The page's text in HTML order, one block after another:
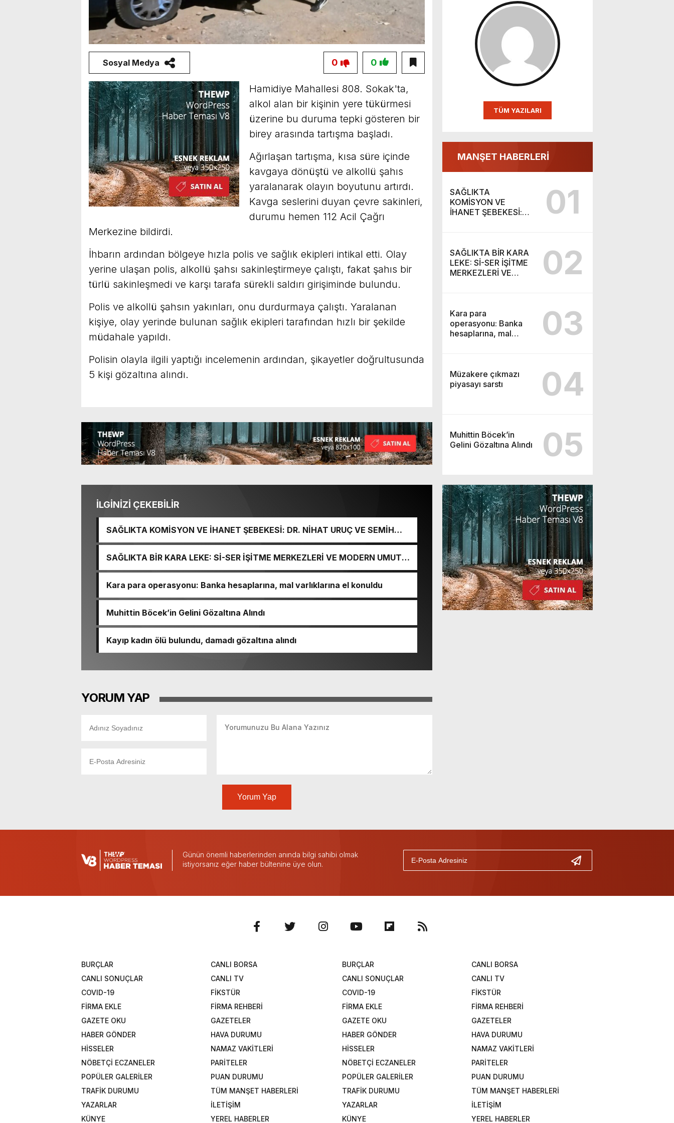
TÜM YAZILARI
MANŞET HABERLERİ
SAĞLIKTA
KOMİSYON VE
İHANET ŞEBEKESİ:
VURGUNU!
01
SAĞLIKTA BİR KARA
LEKE: Sİ-SER İŞİTME
MERKEZLERİ VE
02
Kara para
operasyonu: Banka
hesaplarına, mal
03
Müzakere çıkmazı
piyasayı sarstı
04
Muhittin Böcek’in
Gelini Gözaltına Alındı
05
Sosyal Medya 0
0
Hamidiye Mahallesi 808. Sokak'ta,
alkol alan bir kişinin yere tükürmesi
üzerine bu duruma tepki gösteren bir
birey arasında tartışma başladı.
Ağırlaşan tartışma, kısa süre içinde
kavgaya dönüştü ve alkollü şahıs
yaralanarak olayın boyutunu artırdı.
Kavga seslerini duyan çevre sakinleri,
durumu hemen 112 Acil Çağrı
Merkezine bildirdi.
İhbarın ardından bölgeye hızla polis ve sağlık ekipleri intikal etti. Olay
yerine ulaşan polis, alkollü şahsı sakinleştirmeye çalıştı, fakat şahıs bir
türlü sakinleşmedi ve karşı tarafa sürekli saldırı girişiminde bulundu.
Polis ve alkollü şahsın yakınları, onu durdurmaya çalıştı. Yaralanan
kişiye, olay yerinde bulunan sağlık ekipleri tarafından hızlı bir şekilde
müdahale yapıldı.
Polisin olayla ilgili yaptığı incelemenin ardından, şikayetler doğrultusunda
5 kişi gözaltına alındı.
İLGİNİZİ ÇEKEBİLİR
SAĞLIKTA KOMİSYON VE İHANET ŞEBEKESİ: DR. NİHAT URUÇ VE SEMİH
İŞİTME MERKEZİ’NİN SGK VURGUNU!
SAĞLIKTA BİR KARA LEKE: Sİ-SER İŞİTME MERKEZLERİ VE MODERN UMUT
TACİRLİĞİ
Kara para operasyonu: Banka hesaplarına, mal varlıklarına el konuldu
Muhittin Böcek’in Gelini Gözaltına Alındı
Kayıp kadın ölü bulundu, damadı gözaltına alındı
YORUM YAP
Yorum Yap
Günün önemli haberlerinden anında bilgi sahibi olmak
istiyorsanız eğer haber bültenine üye olun.
BURÇLAR
CANLI BORSA
CANLI SONUÇLAR
CANLI TV
COVID-19
FİKSTÜR
FİRMA EKLE
FİRMA REHBERİ
GAZETE OKU
GAZETELER
HABER GÖNDER
HAVA DURUMU
HİSSELER
NAMAZ VAKİTLERİ
NÖBETÇİ ECZANELER
PARİTELER
POPÜLER GALERİLER
PUAN DURUMU
TRAFİK DURUMU
TÜM MANŞET HABERLERİ
YAZARLAR
İLETİŞİM
KÜNYE
YEREL HABERLER
BURÇLAR
CANLI BORSA
CANLI SONUÇLAR
CANLI TV
COVID-19
FİKSTÜR
FİRMA EKLE
FİRMA REHBERİ
GAZETE OKU
GAZETELER
HABER GÖNDER
HAVA DURUMU
HİSSELER
NAMAZ VAKİTLERİ
NÖBETÇİ ECZANELER
PARİTELER
POPÜLER GALERİLER
PUAN DURUMU
TRAFİK DURUMU
TÜM MANŞET HABERLERİ
YAZARLAR
İLETİŞİM
KÜNYE
YEREL HABERLER